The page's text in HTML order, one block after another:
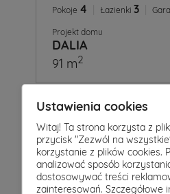
Pokoje 4 Łazienki 3
Projekt domu
DALIA
91 m2
Ustawienia cookies
Witaj! Ta strona korzysta z
przycisk "Zezwól na
korzystanie z plików cookies.
analizować sposób
dostosowywać treści
zainteresowań. Szczegółowe